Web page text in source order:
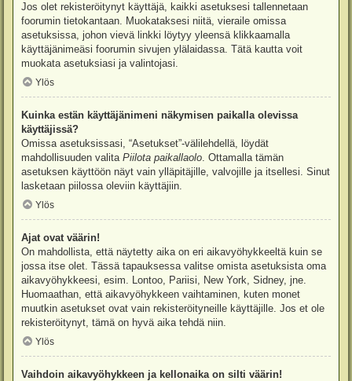
Jos olet rekisteröitynyt käyttäjä, kaikki asetuksesi tallennetaan
foorumin tietokantaan. Muokataksesi niitä, vieraile omissa
asetuksissa, johon vievä linkki löytyy yleensä klikkaamalla
käyttäjänimeäsi foorumin sivujen ylälaidassa. Tätä kautta voit
muokata asetuksiasi ja valintojasi.
Ylös
Kuinka estän käyttäjänimeni näkymisen paikalla olevissa
käyttäjissä?
Omissa asetuksissasi, “Asetukset”-välilehdellä, löydät
mahdollisuuden valita Piilota paikallaolo. Ottamalla tämän
asetuksen käyttöön näyt vain ylläpitäjille, valvojille ja itsellesi. Sinut
lasketaan piilossa oleviin käyttäjiin.
Ylös
Ajat ovat väärin!
On mahdollista, että näytetty aika on eri aikavyöhykkeeltä kuin se
jossa itse olet. Tässä tapauksessa valitse omista asetuksista oma
aikavyöhykkeesi, esim. Lontoo, Pariisi, New York, Sidney, jne.
Huomaathan, että aikavyöhykkeen vaihtaminen, kuten monet
muutkin asetukset ovat vain rekisteröityneille käyttäjille. Jos et ole
rekisteröitynyt, tämä on hyvä aika tehdä niin.
Ylös
Vaihdoin aikavyöhykkeen ja kellonaika on silti väärin!